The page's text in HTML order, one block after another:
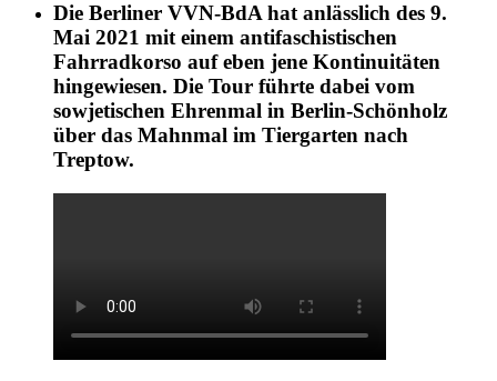
Die Berliner VVN-BdA hat anlässlich des 9.
Mai 2021 mit einem antifaschistischen
Fahrradkorso auf eben jene Kontinuitäten
hingewiesen. Die Tour führte dabei vom
sowjetischen Ehrenmal in Berlin-Schönholz
über das Mahnmal im Tiergarten nach
Treptow.